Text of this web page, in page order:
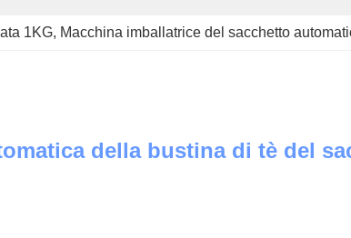
1KG, Macchina imballatrice del sacchetto
della bustina di tè del